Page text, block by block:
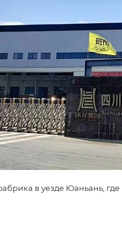
в уезде Юаньань, где